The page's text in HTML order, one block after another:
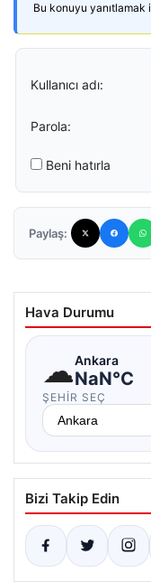
Bu konuyu yanıtlamak
Kullanıcı adı:
Parola:
Beni hatırla
Paylaş:
Hava Durumu
☁Ankara
NaN°C
ŞEHIR SEÇ
Bizi Takip Edin